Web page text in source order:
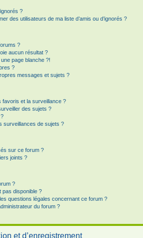
?
des utilisateurs de ma liste d’amis ou d’ignorés ?
?
aucun résultat ?
page blanche ?!
?
messages et sujets ?
favoris et la surveillance ?
des sujets ?
surveillances de sujets ?
sur ce forum ?
joints ?
?
pas disponible ?
questions légales concernant ce forum ?
du forum ?
et d’enregistrement